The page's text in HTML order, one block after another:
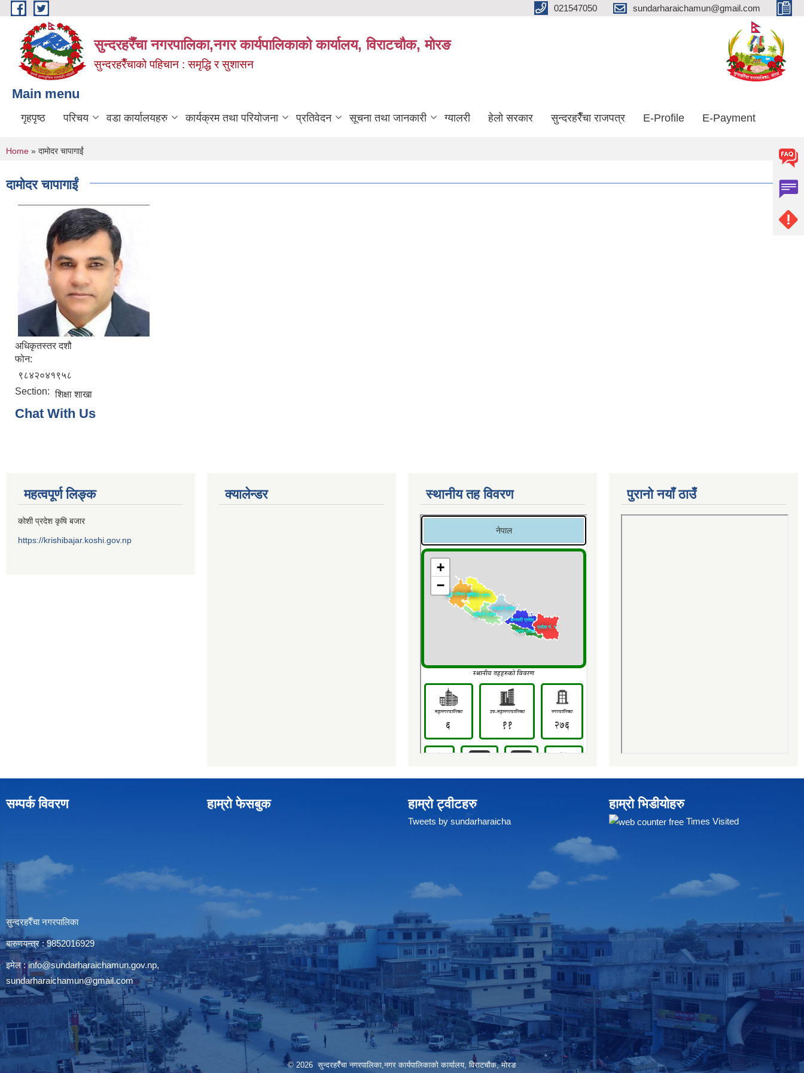
Skip to main content 021547050 sundarharaichamun@gmail.com
सुन्दरहरैँचा नगरपालिका,नगर कार्यपालिकाको कार्यालय, विराटचौक, मोरङ
सुन्दरहरैँचाको पहिचान : समृद्धि र सुशासन
Main menu
गृहपृष्ठ परिचय वडा कार्यालयहरु कार्यक्रम तथा परियोजना प्रतिवेदन सूचना तथा जानकारी ग्यालरी हेलो सरकार सुन्दरहरैँचा राजपत्र E-Profile E-Payment
You are here
Home » दामोदर चापागाईं
दामोदर चापागाईं
अधिकृतस्तर दशौ
फोन:
९८४२०४१९५८
Section: शिक्षा शाखा
Chat With Us
महत्वपूर्ण लिङ्क
कोशी प्रदेश कृषि बजार
https://krishibajar.koshi.gov.np
क्यालेन्डर स्थानीय तह विवरण पुरानो नयाँ ठाउँ
सम्पर्क विवरण
सुन्दरहरैँचा नगरपालिका
बारुणयन्त्र : 9852016929
इमेल :info@sundarharaichamun.gov.np,
sundarharaichamun@gmail.com
हाम्रो फेसबुक हाम्रो ट्वीटहरु
Tweets by sundarharaicha
हाम्रो भिडीयोहरु
Times Visited
© 2026 सुन्दरहरैँचा नगरपालिका,नगर कार्यपालिकाको कार्यालय, विराटचौक, मोरङ